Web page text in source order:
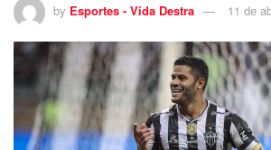
by Esportes - Vida Destra 11 de